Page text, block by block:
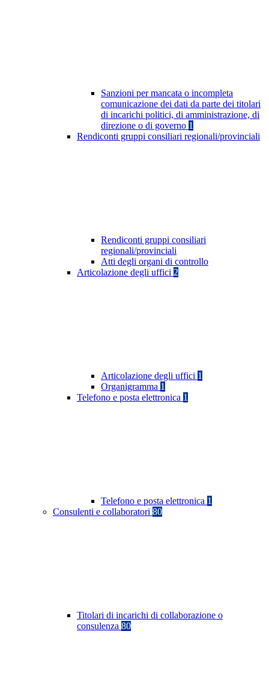
Sanzioni per mancata o incompleta
comunicazione dei dati da parte dei titolari
di incarichi politici, di amministrazione, di
direzione o di governo 1
Rendiconti gruppi consiliari regionali/provinciali
Rendiconti gruppi consiliari
regionali/provinciali
Atti degli organi di controllo
Articolazione degli uffici 2
Articolazione degli uffici 1
Organigramma 1
Telefono e posta elettronica 1
Telefono e posta elettronica 1
Consulenti e collaboratori 80
Titolari di incarichi di collaborazione o
consulenza 80